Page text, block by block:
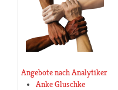
Angebote nach Analytiker
Anke Gluschke